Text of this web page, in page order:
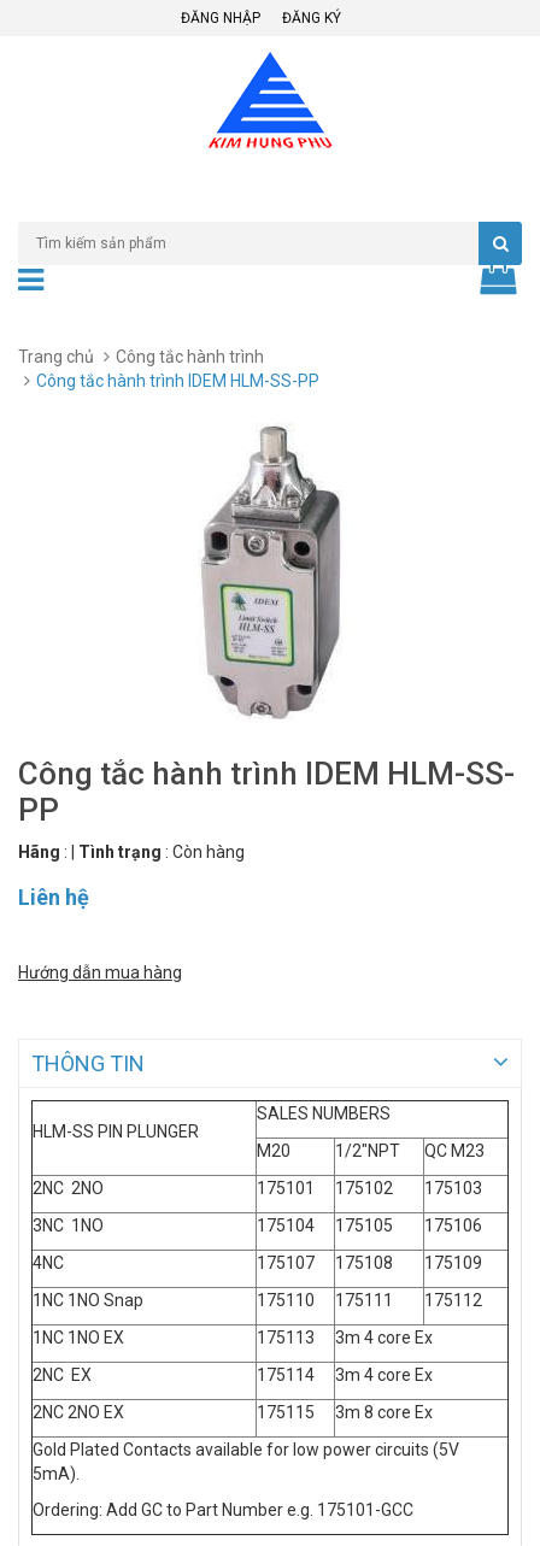
ĐĂNG NHẬP ĐĂNG KÝ
Trang chủ
Công tắc hành trình
Công tắc hành trình IDEM HLM-SS-PP
Công tắc hành trình IDEM HLM-SS-
PP
Hãng : Tình trạng : Còn hàng
Liên hệ
Hướng dẫn mua hàng
THÔNG TIN
HLM-SS PIN PLUNGER
SALES NUMBERS
M20
1/2"NPT
QC M23
2NC 2NO
175101 175102
175103
3NC 1NO
175104 175105
175106
4NC
175107 175108
175109
1NC 1NO Snap
175110 175111
175112
1NC 1NO EX
175113
3m 4 core Ex
2NC EX
175114
3m 4 core Ex
2NC 2NO EX
175115
3m 8 core Ex
Gold Plated Contacts available for low power circuits (5V
5mA).
Ordering: Add GC to Part Number e.g. 175101-GCC